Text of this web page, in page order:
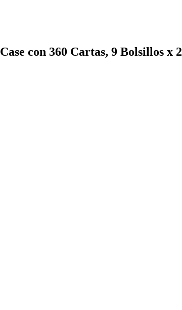
con 360 Cartas, 9 Bolsillos x 2